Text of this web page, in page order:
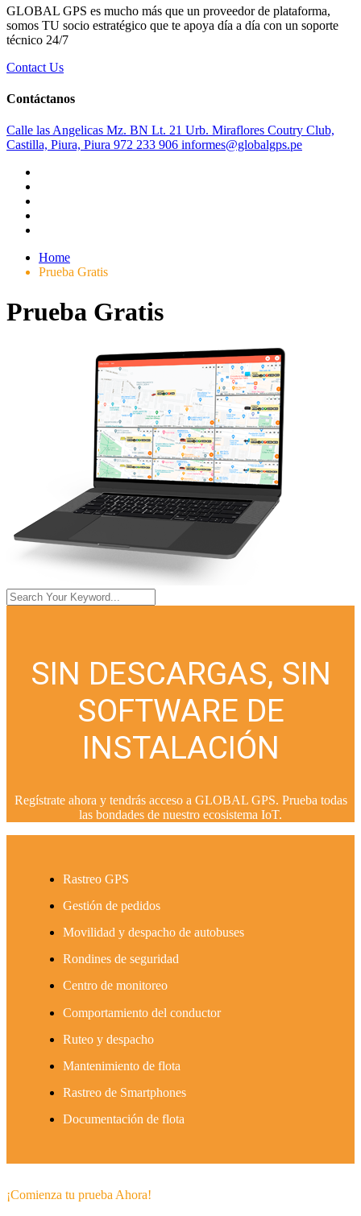
GLOBAL GPS es mucho más que un proveedor de plataforma,
somos TU socio estratégico que te apoya día a día con un soporte
técnico 24/7
Contact Us
Contáctanos
Calle las Angelicas Mz. BN Lt. 21 Urb. Miraflores Coutry Club,
Castilla, Piura, Piura 972 233 906 informes@globalgps.pe
Home
Prueba Gratis
Prueba Gratis
SIN DESCARGAS, SIN
SOFTWARE DE
INSTALACIÓN
Regístrate ahora y tendrás acceso a GLOBAL GPS. Prueba todas
las bondades de nuestro ecosistema IoT.
Rastreo GPS
Gestión de pedidos
Movilidad y despacho de autobuses
Rondines de seguridad
Centro de monitoreo
Comportamiento del conductor
Ruteo y despacho
Mantenimiento de flota
Rastreo de Smartphones
Documentación de flota
¡Comienza tu prueba Ahora!